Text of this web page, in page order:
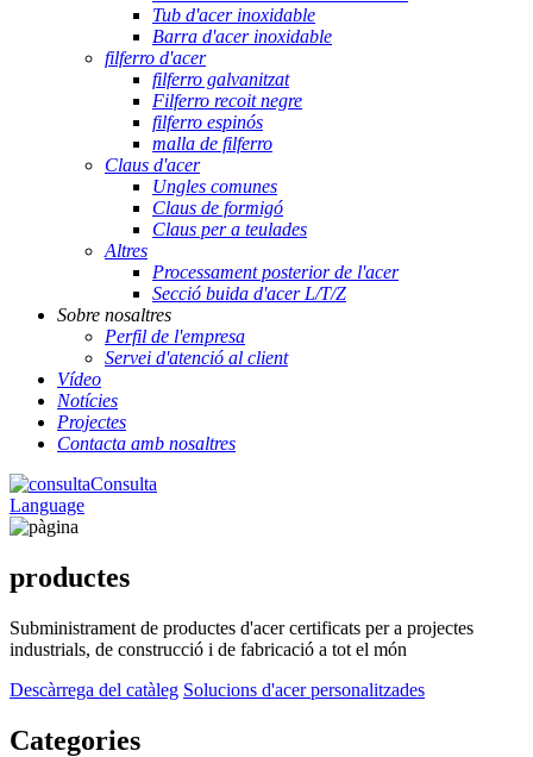
Tub d'acer inoxidable
Barra d'acer inoxidable
filferro d'acer
filferro galvanitzat
Filferro recoit negre
filferro espinós
malla de filferro
Claus d'acer
Ungles comunes
Claus de formigó
Claus per a teulades
Altres
Processament posterior de l'acer
Secció buida d'acer L/T/Z
Sobre nosaltres
Perfil de l'empresa
Servei d'atenció al client
Vídeo
Notícies
Projectes
Contacta amb nosaltres
Consulta
Language
productes
Subministrament de productes d'acer certificats per a projectes
industrials, de construcció i de fabricació a tot el món
Descàrrega del catàleg Solucions d'acer personalitzades
Categories